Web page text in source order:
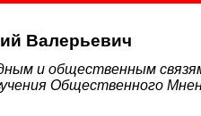
Валерьевич
и общественным
Общественного